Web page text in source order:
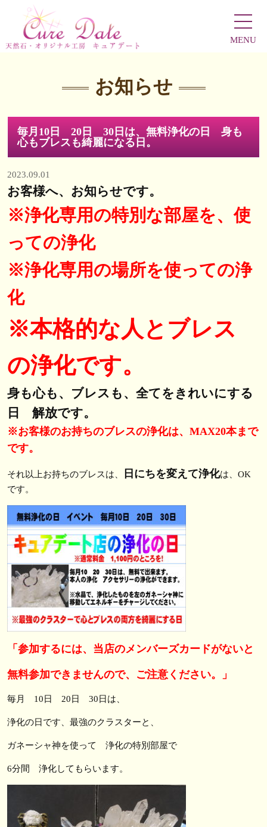
MENU
お知らせ
毎月10日 20日 30日は、無料浄化の日 身も
心もブレスも綺麗になる日。
2023.09.01
お客様へ、お知らせです。
※浄化専用の特別な部屋を、使
っての浄化
※浄化専用の場所を使っての浄
化
※本格的な人とブレス
の浄化です。
身も心も、ブレスも、全てをきれいにする
日 解放です。
※お客様のお持ちのブレスの浄化は、MAX20本まで
です。
それ以上お持ちのブレスは、 日にちを変えて浄化は、OK
です。
「参加するには、当店のメンバーズカードがないと
無料参加できませんので、ご注意ください。」
毎月 10日 20日 30日は、
浄化の日です、最強のクラスターと、
ガネーシャ神を使って 浄化の特別部屋で
6分間 浄化してもらいます。